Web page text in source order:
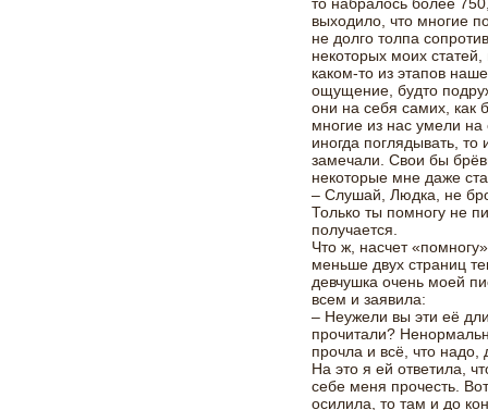
выходило, что многие
не долго толпа
некоторых моих
каком-то из этапов
ощущение, будто
они на себя самих, как
многие из нас умели
иногда поглядывать,
замечали. Свои бы
некоторые мне даже
– Слушай, Людка, не
Только ты помногу не
получается.
Что ж, насчет
меньше двух страниц
девчушка очень моей
всем и заявила:
– Неужели вы эти её
прочитали?
прочла и всё, что надо,
На это я ей ответила,
себе меня прочесть.
осилила, то там и до